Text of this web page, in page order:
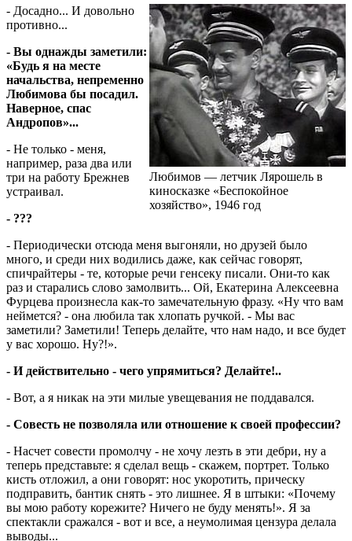
Любимов — летчик Лярошель в
киносказке «Беспокойное
хозяйство», 1946 год
- Досадно... И довольно
противно...
- Вы однажды заметили:
«Будь я на месте
начальства, непременно
Любимова бы посадил.
Наверное, спас
Андропов»...
- Не только - меня,
например, раза два или
три на работу Брежнев
устраивал.
- ???
- Периодически отсюда меня выгоняли, но друзей было
много, и среди них водились даже, как сейчас говорят,
спичрайтеры - те, которые речи генсеку писали. Они-то как
раз и старались слово замолвить... Ой, Екатерина Алексеевна
Фурцева произнесла как-то замечательную фразу. «Ну что вам
неймется? - она любила так хлопать ручкой. - Мы вас
заметили? Заметили! Теперь делайте, что нам надо, и все будет
у вас хорошо. Ну?!».
- И действительно - чего упрямиться? Делайте!..
- Вот, а я никак на эти милые увещевания не поддавался.
- Совесть не позволяла или отношение к своей профессии?
- Насчет совести промолчу - не хочу лезть в эти дебри, ну а
теперь представьте: я сделал вещь - скажем, портрет. Только
кисть отложил, а они говорят: нос укоротить, прическу
подправить, бантик снять - это лишнее. Я в штыки: «Почему
вы мою работу корежите? Ничего не буду менять!». Я за
спектакли сражался - вот и все, а неумолимая цензура делала
выводы...